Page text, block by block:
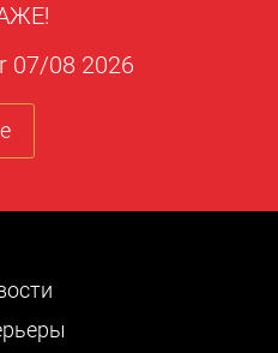
07/08 2026